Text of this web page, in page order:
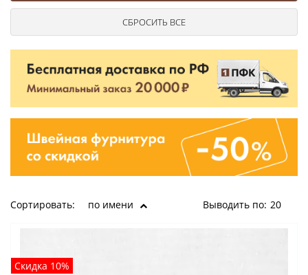
Сортировать: по имени Выводить по: 20
Скидка 10%